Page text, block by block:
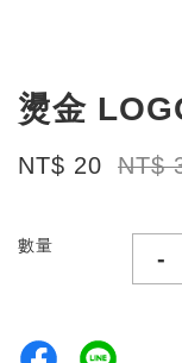
燙金
NT$ 20 NT$
數量 -